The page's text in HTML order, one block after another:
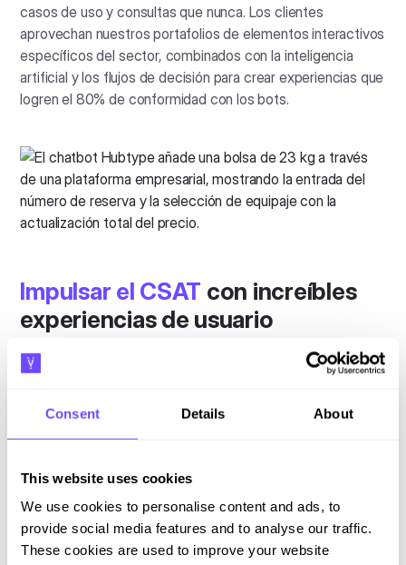
Consent Details About
This website uses cookies
We use cookies to personalise content and ads, to
provide social media features and to analyse our traffic.
These cookies are used to improve your website
casos de uso y consultas que nunca. Los clientes
aprovechan nuestros portafolios de elementos interactivos
específicos del sector, combinados con la inteligencia
artificial y los flujos de decisión para crear experiencias que
logren el 80% de conformidad con los bots.
Impulsar el CSAT con increíbles
experiencias de usuario
Aumente sus puntuaciones de CSAT y NPS
una transferencia de agentes sin problemas cuando sea
brinde experiencias fluidas que se traduzcan en un